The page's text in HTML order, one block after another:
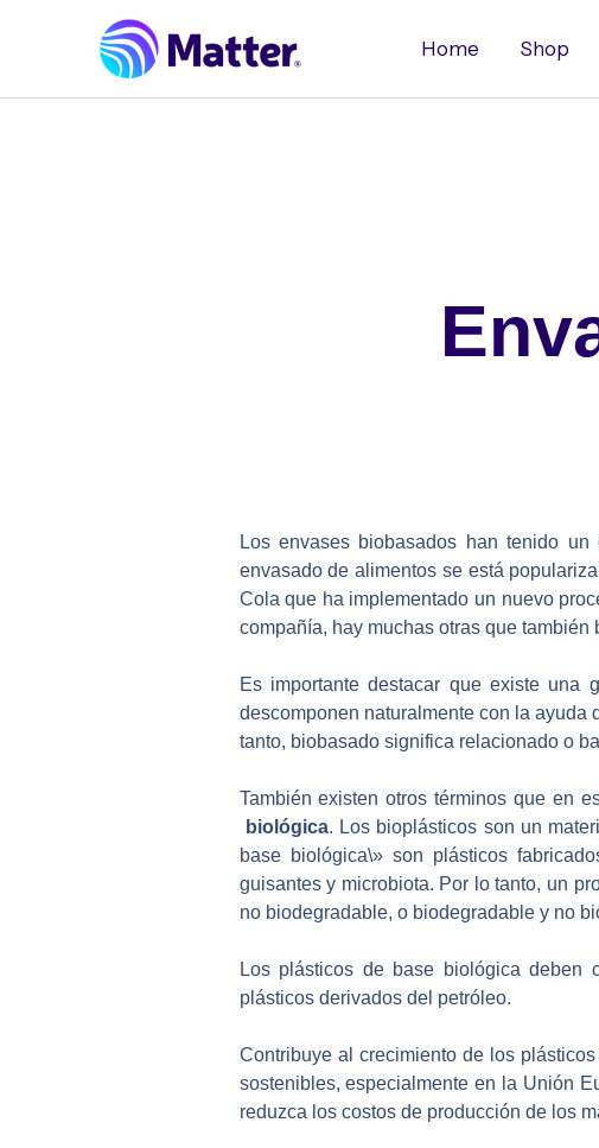
Home Shop
Los envases biobasados han tenido
envasado de alimentos se está
Cola que ha implementado un nuevo
compañía, hay muchas otras que
Es importante destacar que existe una
descomponen naturalmente con la ayuda
tanto, biobasado significa relacionado o
También existen otros términos que en
biológica. Los bioplásticos son un
base biológica\» son plásticos
guisantes y microbiota. Por lo tanto, un
no biodegradable, o biodegradable y no
Los plásticos de base biológica deben
plásticos derivados del petróleo.
Contribuye al crecimiento de los
sostenibles, especialmente en la Unión
reduzca los costos de producción de los